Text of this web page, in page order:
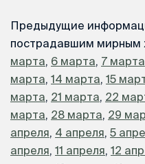
Предыдущие
пострадавшим мирным
марта, 6 марта, 7 марта
марта, 14 марта, 15
марта, 21 марта, 22
марта, 28 марта, 29
апреля, 4 апреля, 5
апреля, 11 апреля, 12